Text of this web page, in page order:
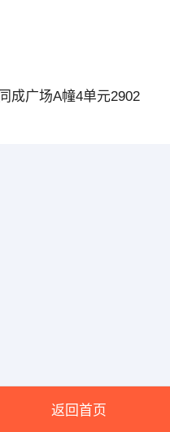
成广场A幢4单元2902
返回首页